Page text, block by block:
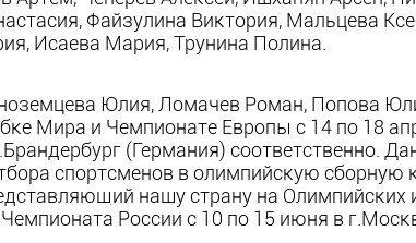
Файзулина Виктория, Мальцева
Исаева Мария, Трунина Полина.
Юлия, Ломачев Роман, Попова
Мира и Чемпионате Европы с 14 по 18
(Германия) соответственно.
спортсменов в олимпийскую сборную
нашу страну на Олимпийских
России с 10 по 15 июня в